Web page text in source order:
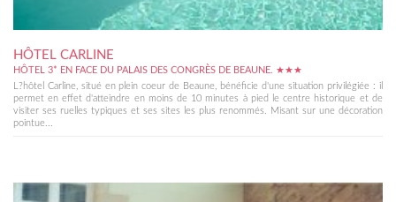
HÔTEL CARLINE
HÔTEL 3* EN FACE DU PALAIS DES CONGRÈS DE BEAUNE. ★★★
L?hôtel Carline, situé en plein coeur de Beaune, bénéficie d'une situation privilégiée : il
permet en effet d'atteindre en moins de 10 minutes à pied le centre historique et de
visiter ses ruelles typiques et ses sites les plus renommés. Misant sur une décoration
pointue...